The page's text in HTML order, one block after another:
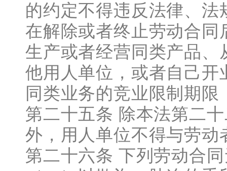
的约定不得违反法律、法
在解除或者终止劳动合
生产或者经营同类产品
他用人单位，或者自己
同类业务的竞业限制期
第二十五条 除本法第二
外，用人单位不得与劳
第二十六条 下列劳动合